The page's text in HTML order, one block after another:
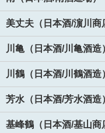
美丈夫（日本酒/濵川商
川亀（日本酒/川亀酒造
川鶴（日本酒/川鶴酒造
芳水（日本酒/芳水酒造
基峰鶴（日本酒/基山商